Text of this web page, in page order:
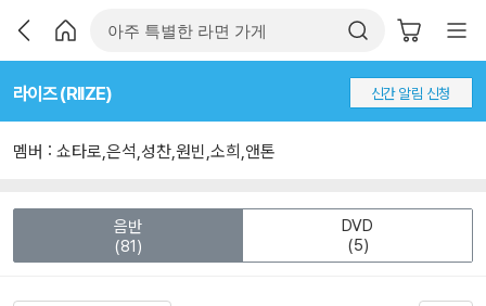
라이즈 (RIIZE) 신간 알림 신청
멤버 : 쇼타로,은석,성찬,원빈,소희,앤톤
음반
(81)
DVD
(5)